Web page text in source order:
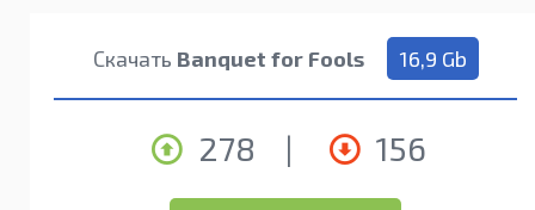
Скачать Banquet for Fools 16,9 Gb
278 | 156